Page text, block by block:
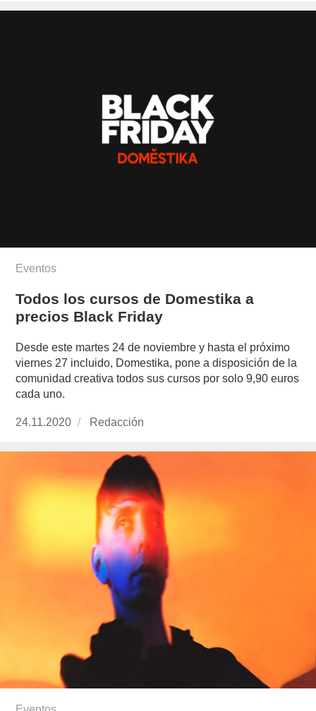
Eventos
Todos los cursos de Domestika a
precios Black Friday
Desde este martes 24 de noviembre y hasta el próximo
viernes 27 incluido, Domestika, pone a disposición de la
comunidad creativa todos sus cursos por solo 9,90 euros
cada uno.
Publicado
24.11.2020 https://www.experimenta.es/author/redaccion/
Redacción